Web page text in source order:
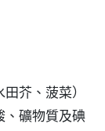
芥、菠菜）
、礦物質及碘